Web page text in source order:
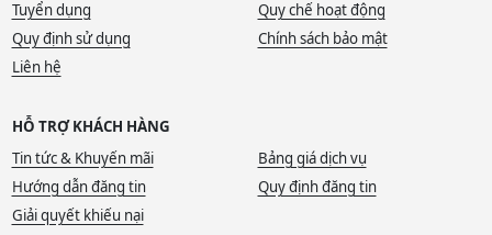
Tuyển dụng
Quy chế hoạt động
Quy định sử dụng
Chính sách bảo mật
Liên hệ
HỖ TRỢ KHÁCH HÀNG
Tin tức & Khuyến mãi
Bảng giá dịch vụ
Hướng dẫn đăng tin
Quy định đăng tin
Giải quyết khiếu nại